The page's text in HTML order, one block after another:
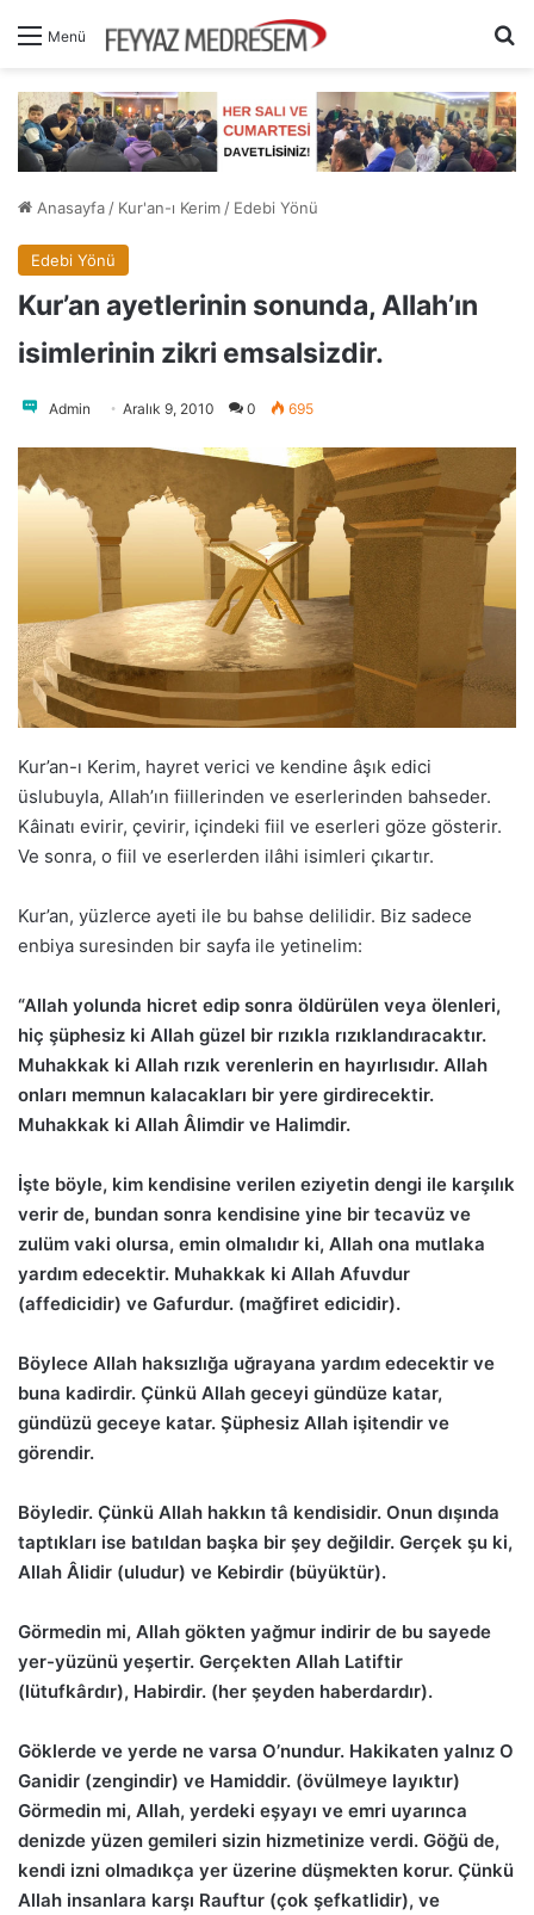
Menü
Anasayfa / Kur'an-ı Kerim / Edebi Yönü
Edebi Yönü
Kur’an ayetlerinin sonunda, Allah’ın
isimlerinin zikri emsalsizdir.
Admin Aralık 9, 2010 0 695
Kur’an-ı Kerim, hayret verici ve kendine âşık edici
üslubuyla, Allah’ın fiillerinden ve eserlerinden bahseder.
Kâinatı evirir, çevirir, içindeki fiil ve eserleri göze gösterir.
Ve sonra, o fiil ve eserlerden ilâhi isimleri çıkartır.
Kur’an, yüzlerce ayeti ile bu bahse delilidir. Biz sadece
enbiya suresinden bir sayfa ile yetinelim:
“Allah yolunda hicret edip sonra öldürülen veya ölenleri,
hiç şüphesiz ki Allah güzel bir rızıkla rızıklandıracaktır.
Muhakkak ki Allah rızık verenlerin en hayırlısıdır. Allah
onları memnun kalacakları bir yere girdirecektir.
Muhakkak ki Allah Âlimdir ve Halimdir.
İşte böyle, kim kendisine verilen eziyetin dengi ile karşılık
verir de, bundan sonra kendisine yine bir tecavüz ve
zulüm vaki olursa, emin olmalıdır ki, Allah ona mutlaka
yardım edecektir. Muhakkak ki Allah Afuvdur
(affedicidir) ve Gafurdur. (mağfiret edicidir).
Böylece Allah haksızlığa uğrayana yardım edecektir ve
buna kadirdir. Çünkü Allah geceyi gündüze katar,
gündüzü geceye katar. Şüphesiz Allah işitendir ve
görendir.
Böyledir. Çünkü Allah hakkın tâ kendisidir. Onun dışında
taptıkları ise batıldan başka bir şey değildir. Gerçek şu ki,
Allah Âlidir (uludur) ve Kebirdir (büyüktür).
Görmedin mi, Allah gökten yağmur indirir de bu sayede
yer-yüzünü yeşertir. Gerçekten Allah Latiftir
(lütufkârdır), Habirdir. (her şeyden haberdardır).
Göklerde ve yerde ne varsa O’nundur. Hakikaten yalnız O
Ganidir (zengindir) ve Hamiddir. (övülmeye layıktır)
Görmedin mi, Allah, yerdeki eşyayı ve emri uyarınca
denizde yüzen gemileri sizin hizmetinize verdi. Göğü de,
kendi izni olmadıkça yer üzerine düşmekten korur. Çünkü
Allah insanlara karşı Rauftur (çok şefkatlidir), ve